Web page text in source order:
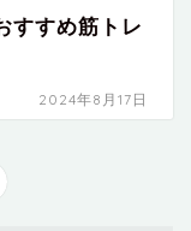
すすめ筋トレ
2024年8月17日